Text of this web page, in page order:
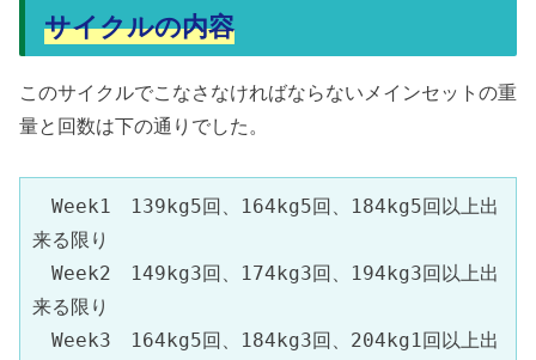
サイクルの内容
このサイクルでこなさなければならないメインセットの重
量と回数は下の通りでした。
Week1　139kg5回、164kg5回、184kg5回以上出
来る限り
Week2　149kg3回、174kg3回、194kg3回以上出
来る限り
Week3　164kg5回、184kg3回、204kg1回以上出